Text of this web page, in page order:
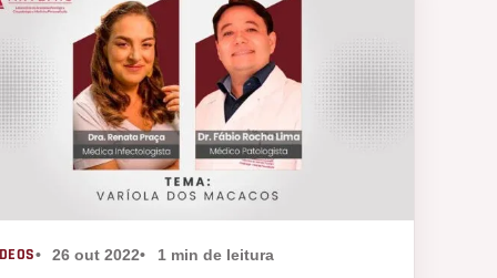
26 out 2022 1 min de leitura